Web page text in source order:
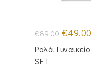
€89.00 Original
price
€89.00.
€49.00
Ρολόι
SET